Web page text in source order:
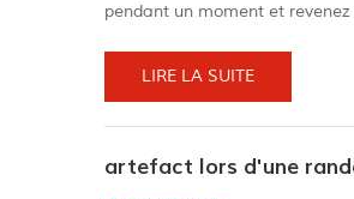
pendant un moment et
stressant et r...
LIRE LA SUITE
artefact lors d'une